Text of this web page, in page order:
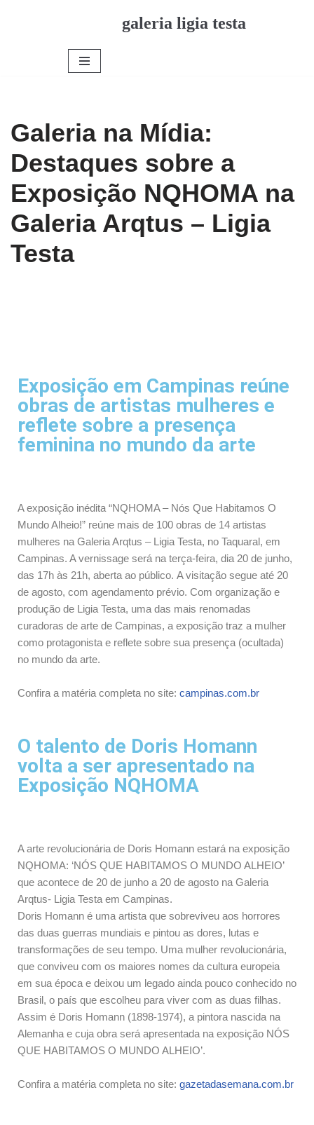
galeria ligia testa
Galeria na Mídia:
Destaques sobre a
Exposição NQHOMA na
Galeria Arqtus – Ligia
Testa
Exposição em Campinas reúne
obras de artistas mulheres e
reflete sobre a presença
feminina no mundo da arte
A exposição inédita “NQHOMA – Nós Que Habitamos O
Mundo Alheio!” reúne mais de 100 obras de 14 artistas
mulheres na Galeria Arqtus – Ligia Testa, no Taquaral, em
Campinas. A vernissage será na terça-feira, dia 20 de junho,
das 17h às 21h, aberta ao público. A visitação segue até 20
de agosto, com agendamento prévio. Com organização e
produção de Ligia Testa, uma das mais renomadas
curadoras de arte de Campinas, a exposição traz a mulher
como protagonista e reflete sobre sua presença (ocultada)
no mundo da arte.
Confira a matéria completa no site: campinas.com.br
O talento de Doris Homann
volta a ser apresentado na
Exposição NQHOMA
A arte revolucionária de Doris Homann estará na exposição
NQHOMA: ‘NÓS QUE HABITAMOS O MUNDO ALHEIO’
que acontece de 20 de junho a 20 de agosto na Galeria
Arqtus- Ligia Testa em Campinas.
Doris Homann é uma artista que sobreviveu aos horrores
das duas guerras mundiais e pintou as dores, lutas e
transformações de seu tempo. Uma mulher revolucionária,
que conviveu com os maiores nomes da cultura europeia
em sua época e deixou um legado ainda pouco conhecido no
Brasil, o país que escolheu para viver com as duas filhas.
Assim é Doris Homann (1898-1974), a pintora nascida na
Alemanha e cuja obra será apresentada na exposição NÓS
QUE HABITAMOS O MUNDO ALHEIO’.
Confira a matéria completa no site: gazetadasemana.com.br